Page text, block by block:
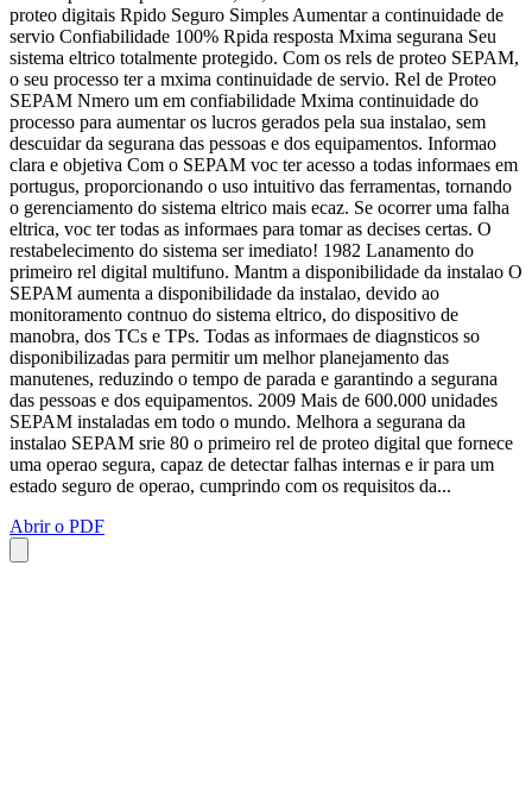
proteo digitais Rpido Seguro Simples Aumentar a continuidade de
servio Confiabilidade 100% Rpida resposta Mxima segurana Seu
sistema eltrico totalmente protegido. Com os rels de proteo SEPAM,
o seu processo ter a mxima continuidade de servio. Rel de Proteo
SEPAM Nmero um em confiabilidade Mxima continuidade do
processo para aumentar os lucros gerados pela sua instalao, sem
descuidar da segurana das pessoas e dos equipamentos. Informao
clara e objetiva Com o SEPAM voc ter acesso a todas informaes em
portugus, proporcionando o uso intuitivo das ferramentas, tornando
o gerenciamento do sistema eltrico mais ecaz. Se ocorrer uma falha
eltrica, voc ter todas as informaes para tomar as decises certas. O
restabelecimento do sistema ser imediato! 1982 Lanamento do
primeiro rel digital multifuno. Mantm a disponibilidade da instalao O
SEPAM aumenta a disponibilidade da instalao, devido ao
monitoramento contnuo do sistema eltrico, do dispositivo de
manobra, dos TCs e TPs. Todas as informaes de diagnsticos so
disponibilizadas para permitir um melhor planejamento das
manutenes, reduzindo o tempo de parada e garantindo a segurana
das pessoas e dos equipamentos. 2009 Mais de 600.000 unidades
SEPAM instaladas em todo o mundo. Melhora a segurana da
instalao SEPAM srie 80 o primeiro rel de proteo digital que fornece
uma operao segura, capaz de detectar falhas internas e ir para um
estado seguro de operao, cumprindo com os requisitos da...
Abrir o PDF